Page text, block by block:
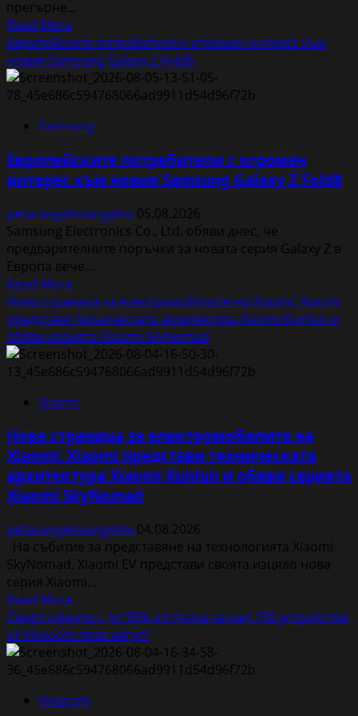
специални
предложения
за
по-
чист
въздух
в
домовете
с
любимци
прегърне...
Read MoreRead
more
about
Заедно
да
на
Ники
Европейските потребители с огромен интерес към
новия Samsung Galaxy Z Fold8
Samsung
Европейските потребители с огромен
интерес към новия Samsung Galaxy Z Fold8
petarangelovangelov 05.08.2026
Samsung Electronics Co., Ltd. обяви днес, че
предварителните поръчки за новата серия Galaxy Z в
Европа вече...
Read MoreRead
more
about
Европейските
потребители
с
интерес
новия
Samsung
Galaxy
Z
Fold8
Нова страница за електромобилите на Xiaomi: Xiaomi
представи техническата архитектура Xiaomi Kunlun и
обяви серията Xiaomi SkyNomad
Xiaomi
Нова страница за електромобилите на
Xiaomi: Xiaomi представи техническата
архитектура Xiaomi Kunlun и обяви серията
Xiaomi SkyNomad
petarangelovangelov 04.08.2026
На събитие за представяне на технологията Xiaomi
SkyNomad, Xiaomi EV представи своята изцяло нова
серия Xiaomi...
Read MoreRead
more
about
Нова
страница
електромобилите
Смарт оферти с до 90% отстъпка за над 150 устройства
от Vivacom през август
Vivacom